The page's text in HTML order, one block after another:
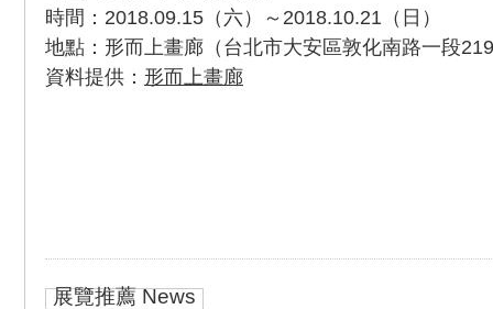
時間：2018.09.15（六）～2018.10.21（日）
地點：形而上畫廊（台北市大安區敦化南路一段
資料提供： 形而上畫廊
展覽推薦 News